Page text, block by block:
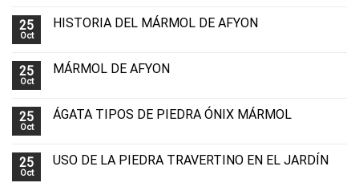
25
Oct
HISTORIA DEL MÁRMOL DE AFYON
25
Oct
MÁRMOL DE AFYON
25
Oct
ÁGATA TIPOS DE PIEDRA ÓNIX MÁRMOL
25
Oct
USO DE LA PIEDRA TRAVERTINO EN EL JARDÍN